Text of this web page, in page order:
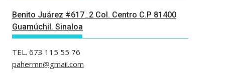
Benito Juárez #617_2 Col. Centro C.P 81400
Guamúchil. Sinaloa
TEL. 673 115 55 76
pahermn@gmail.com